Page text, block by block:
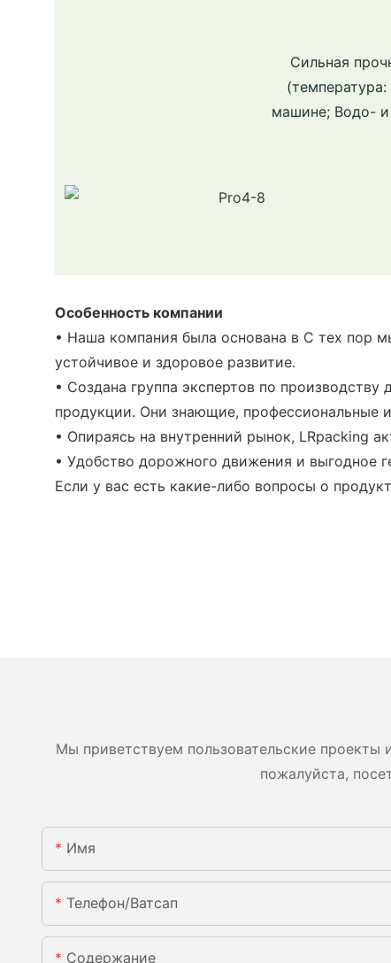
Сильная
машине; Водо- и
Особенность компании
• Наша компания была основана в С тех пор
устойчивое и здоровое развитие.
• Создана группа экспертов по
продукции. Они знающие, профессиональные
• Опираясь на внутренний рынок, LRpacking
• Удобство дорожного движения и выгодное
Если у вас есть какие-либо вопросы о
Мы приветствуем пользовательские
пожалуйста,
Имя
Телефон/ватсап
Содержание